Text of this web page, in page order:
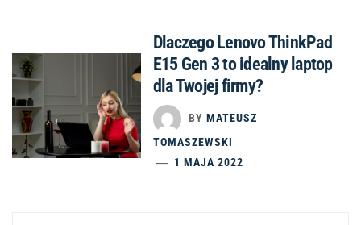
Dlaczego Lenovo ThinkPad
E15 Gen 3 to idealny laptop
dla Twojej firmy?
BY MATEUSZ
TOMASZEWSKI
1 MAJA 2022